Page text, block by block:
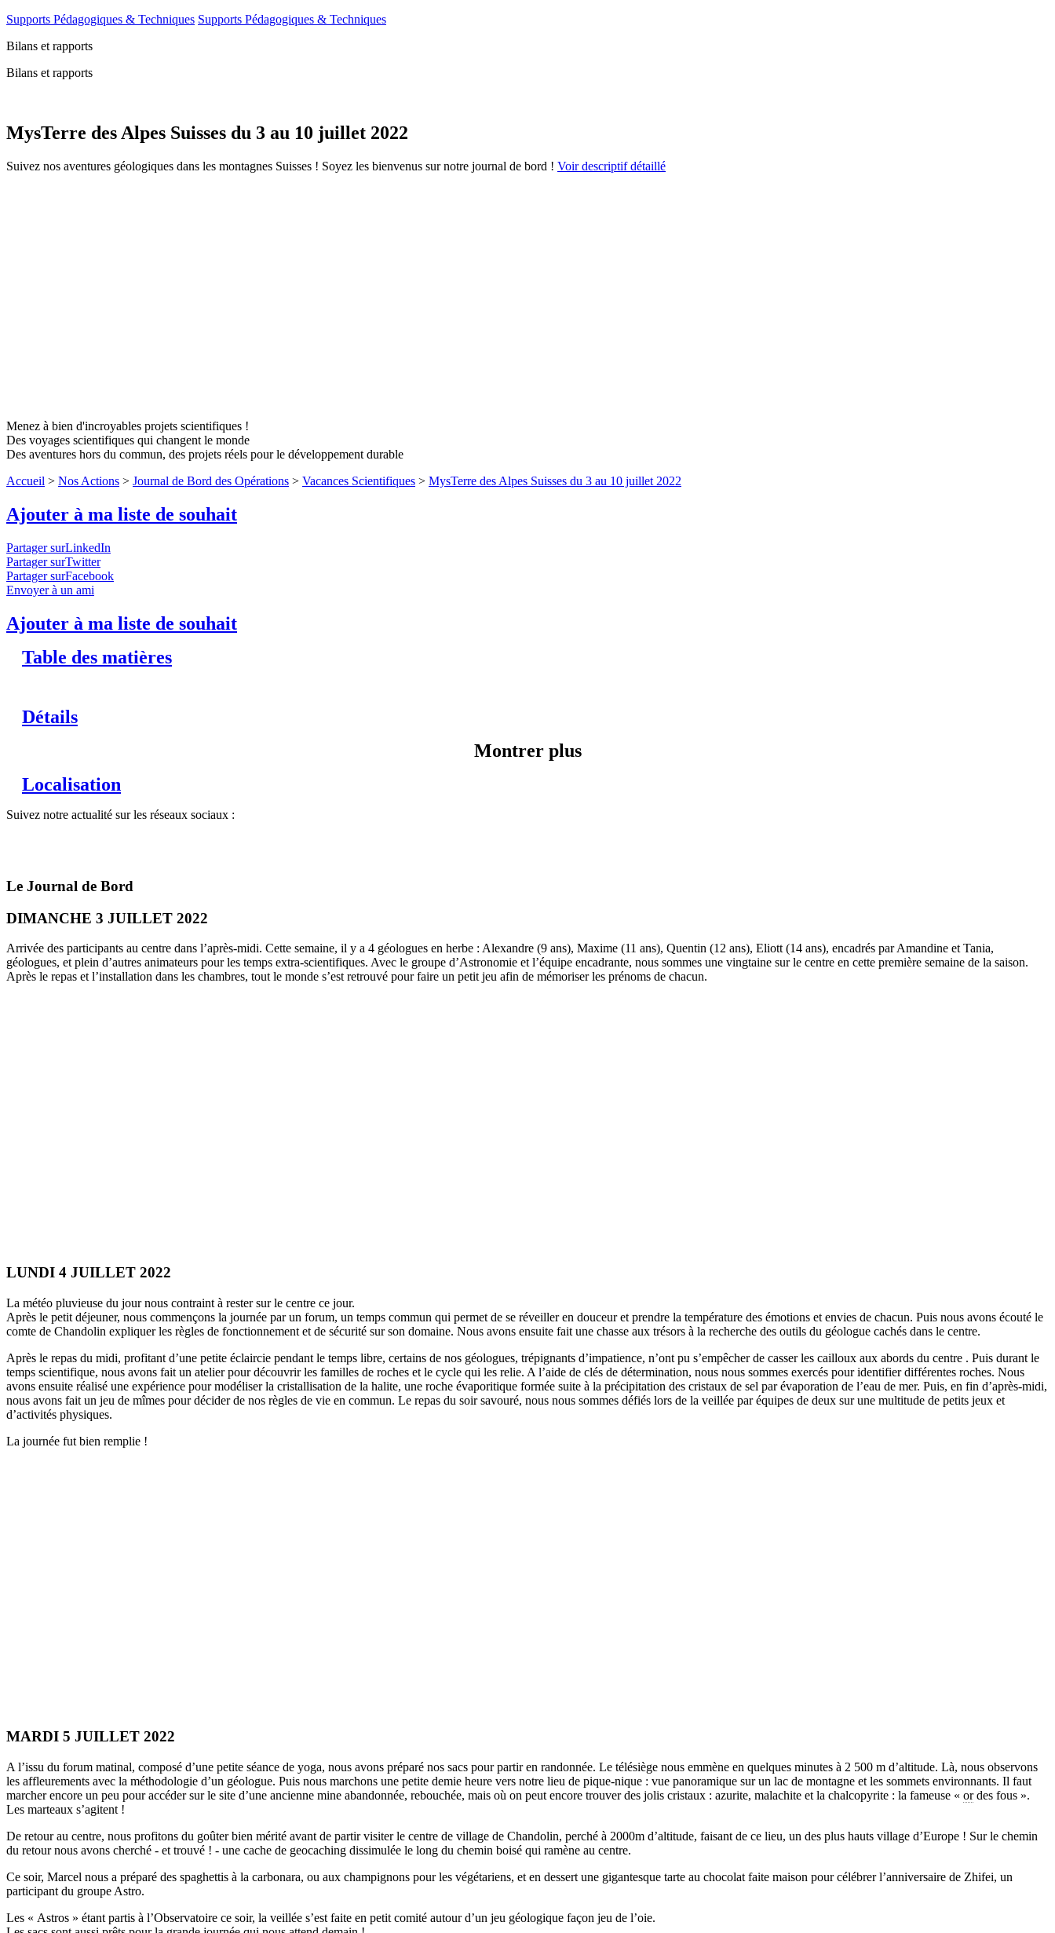
Supports Pédagogiques & Techniques Supports Pédagogiques & Techniques
Bilans et rapports
Bilans et rapports
MysTerre des Alpes Suisses du 3 au 10 juillet 2022
Suivez nos aventures géologiques dans les montagnes Suisses ! Soyez les bienvenus sur notre journal de bord ! Voir descriptif détaillé
Menez à bien d'incroyables projets scientifiques !
Des voyages scientifiques qui changent le monde
Des aventures hors du commun, des projets réels pour le développement durable
Accueil > Nos Actions > Journal de Bord des Opérations > Vacances Scientifiques > MysTerre des Alpes Suisses du 3 au 10 juillet 2022
Ajouter à ma liste de souhait
Partager surLinkedIn
Partager surTwitter
Partager surFacebook
Envoyer à un ami
Ajouter à ma liste de souhait
Table des matières
Détails
Montrer plus
Localisation
Suivez notre actualité sur les réseaux sociaux :
Le Journal de Bord
DIMANCHE 3 JUILLET 2022
Arrivée des participants au centre dans l’après-midi. Cette semaine, il y a 4 géologues en herbe : Alexandre (9 ans), Maxime (11 ans), Quentin (12 ans), Eliott (14 ans), encadrés par Amandine et Tania,
géologues, et plein d’autres animateurs pour les temps extra-scientifiques. Avec le groupe d’Astronomie et l’équipe encadrante, nous sommes une vingtaine sur le centre en cette première semaine de la saison.
Après le repas et l’installation dans les chambres, tout le monde s’est retrouvé pour faire un petit jeu afin de mémoriser les prénoms de chacun.
LUNDI 4 JUILLET 2022
La météo pluvieuse du jour nous contraint à rester sur le centre ce jour.
Après le petit déjeuner, nous commençons la journée par un forum, un temps commun qui permet de se réveiller en douceur et prendre la température des émotions et envies de chacun. Puis nous avons écouté le
comte de Chandolin expliquer les règles de fonctionnement et de sécurité sur son domaine. Nous avons ensuite fait une chasse aux trésors à la recherche des outils du géologue cachés dans le centre.
Après le repas du midi, profitant d’une petite éclaircie pendant le temps libre, certains de nos géologues, trépignants d’impatience, n’ont pu s’empêcher de casser les cailloux aux abords du centre . Puis durant le
temps scientifique, nous avons fait un atelier pour découvrir les familles de roches et le cycle qui les relie. A l’aide de clés de détermination, nous nous sommes exercés pour identifier différentes roches. Nous
avons ensuite réalisé une expérience pour modéliser la cristallisation de la halite, une roche évaporitique formée suite à la précipitation des cristaux de sel par évaporation de l’eau de mer. Puis, en fin d’après-midi,
nous avons fait un jeu de mîmes pour décider de nos règles de vie en commun. Le repas du soir savouré, nous nous sommes défiés lors de la veillée par équipes de deux sur une multitude de petits jeux et
d’activités physiques.
La journée fut bien remplie !
MARDI 5 JUILLET 2022
A l’issu du forum matinal, composé d’une petite séance de yoga, nous avons préparé nos sacs pour partir en randonnée. Le télésiège nous emmène en quelques minutes à 2 500 m d’altitude. Là, nous observons
les affleurements avec la méthodologie d’un géologue. Puis nous marchons une petite demie heure vers notre lieu de pique-nique : vue panoramique sur un lac de montagne et les sommets environnants. Il faut
marcher encore un peu pour accéder sur le site d’une ancienne mine abandonnée, rebouchée, mais où on peut encore trouver des jolis cristaux : azurite, malachite et la chalcopyrite : la fameuse « ordes fous ».
Les marteaux s’agitent !
De retour au centre, nous profitons du goûter bien mérité avant de partir visiter le centre de village de Chandolin, perché à 2000m d’altitude, faisant de ce lieu, un des plus hauts village d’Europe ! Sur le chemin
du retour nous avons cherché - et trouvé ! - une cache de geocaching dissimulée le long du chemin boisé qui ramène au centre.
Ce soir, Marcel nous a préparé des spaghettis à la carbonara, ou aux champignons pour les végétariens, et en dessert une gigantesque tarte au chocolat faite maison pour célébrer l’anniversaire de Zhifei, un
participant du groupe Astro.
Les « Astros » étant partis à l’Observatoire ce soir, la veillée s’est faite en petit comité autour d’un jeu géologique façon jeu de l’oie.